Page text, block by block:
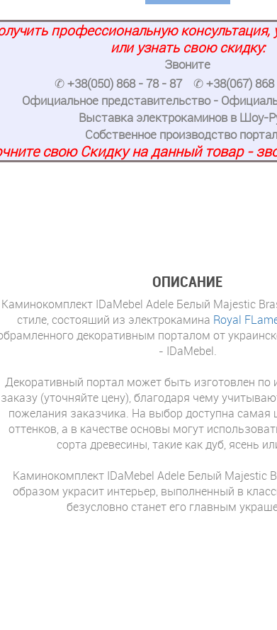
профессиональную консультация,
или узнать свою скидку:
Звоните
✆+38(050) 868 - 78 - 87 ✆+38(067)
Официальное представительство -
Выставка электрокаминов в Шоу-
Собственное производство
свою Скидку на данный товар -
ОПИСАНИЕ
Каминокомплект IDaMebel Adele Белый Majestic
стиле, состоящий из электрокамина Royal
декоративным порталом от
- IDaMebel.
Декоративный портал может быть изготовлен по
заказу (уточняйте цену), благодаря чему
пожелания заказчика. На выбор доступна самая
оттенков, а в качестве основы могут
сорта древесины, такие как дуб, ясень
Каминокомплект IDaMebel Adele Белый Majestic
образом украсит интерьер, выполненный в
безусловно станет его главным